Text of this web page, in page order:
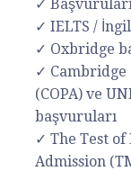
✓
✓ IELTS /
✓ Oxbridge
✓
(COPA) ve
başvuruları
✓ The Test
Admission